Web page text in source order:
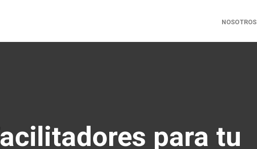
NOSOTROS
para tu